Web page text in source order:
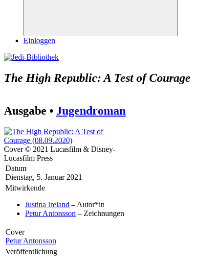
Suchen
Einloggen
The High Republic: A Test of Courage
Ausgabe • Jugendroman
Cover © 2021 Lucasfilm & Disney-
Lucasfilm Press
Datum
Dienstag, 5. Januar 2021
Mitwirkende
Justina Ireland – Autor*in
Petur Antonsson – Zeichnungen
Cover
Petur Antonsson
Veröffentlichung